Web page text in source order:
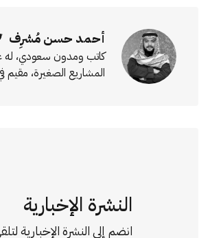
أحمد حسن مُشرِف
كاتب ومدون سعودي، له
المشاريع الصغيرة، مقيم
النشرة الإخبارية
انضم إلى النشرة الإخبارية